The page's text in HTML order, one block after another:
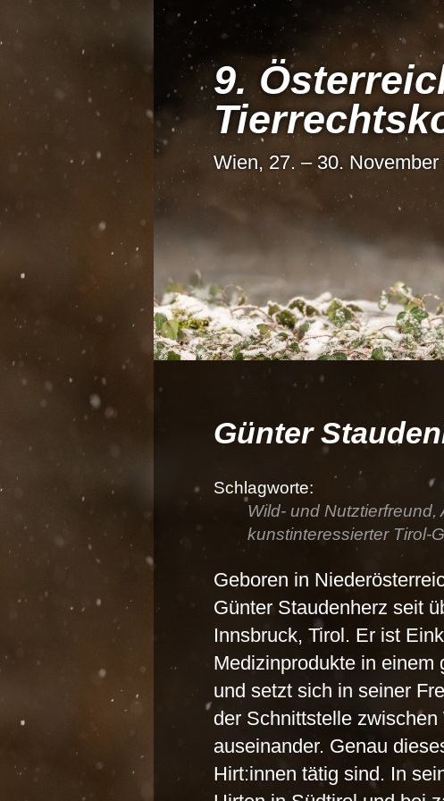
9.
Wien, 27. – 30. November
Günter
Wild- und Nutztierfreund,
kunstinteressierter Tirol-
Geboren in
Günter Staudenherz seit
Innsbruck, Tirol. Er ist
Medizinprodukte in einem
und setzt sich in seiner
der Schnittstelle
auseinander. Genau
Hirt:innen tätig sind. In